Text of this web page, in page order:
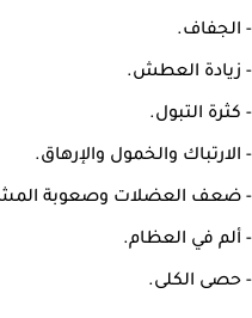
- الجفاف.
- زيادة العطش.
- كثرة التبول.
- الارتباك والخمول والإرهاق.
- ضعف العضلات وصعوبة
- ألم في العظام.
- حصى الكلى.